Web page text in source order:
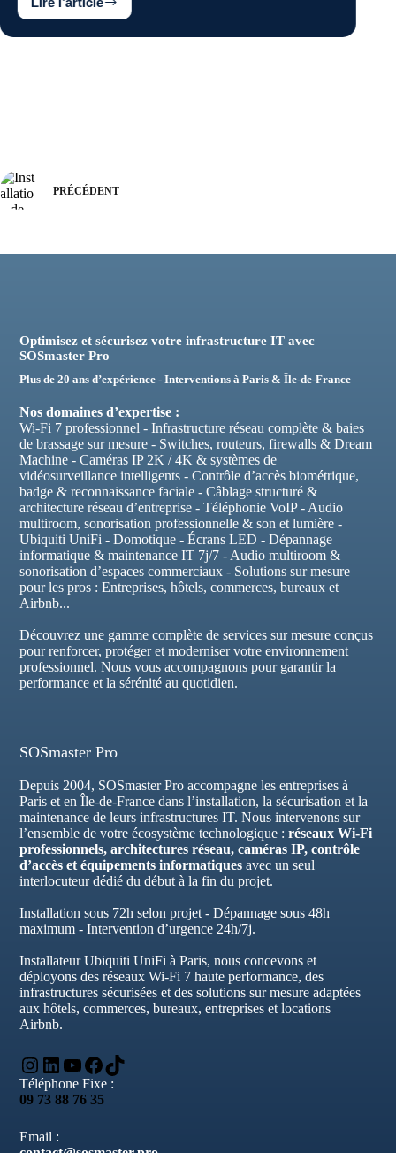
Comment
sécuriser
un
complet
PRÉCÉDENT
SOSmaster Pro
Plus de 20 ans d’expérience - Interventions à Paris & Île-de-France
Nos domaines d’expertise :
Wi-Fi 7 professionnel - Infrastructure réseau complète & baies
de brassage sur mesure - Switches, routeurs, firewalls & Dream
Machine - Caméras IP 2K / 4K & systèmes de
vidéosurveillance intelligents - Contrôle d’accès biométrique,
badge & reconnaissance faciale - Câblage structuré &
architecture réseau d’entreprise - Téléphonie VoIP - Audio
multiroom, sonorisation professionnelle & son et lumière -
Ubiquiti UniFi - Domotique - Écrans LED - Dépannage
informatique & maintenance IT 7j/7 - Audio multiroom &
sonorisation d’espaces commerciaux - Solutions sur mesure
pour les pros : Entreprises, hôtels, commerces, bureaux et
Airbnb...
Découvrez une gamme complète de services sur mesure conçus
pour renforcer, protéger et moderniser votre environnement
professionnel. Nous vous accompagnons pour garantir la
performance et la sérénité au quotidien.
SOSmaster Pro
Depuis 2004, SOSmaster Pro accompagne les entreprises à
Paris et en Île-de-France dans l’installation, la sécurisation et la
maintenance de leurs infrastructures IT. Nous intervenons sur
l’ensemble de votre écosystème technologique :réseaux Wi-Fi
professionnels, architectures réseau, caméras IP, contrôle
d’accès et équipements informatiquesavec un seul
interlocuteur dédié du début à la fin du projet.
Installation sous 72h selon projet - Dépannage sous 48h
maximum - Intervention d’urgence 24h/7j.
Installateur Ubiquiti UniFi à Paris, nous concevons et
déployons des réseaux Wi-Fi 7 haute performance, des
infrastructures sécurisées et des solutions sur mesure adaptées
aux hôtels, commerces, bureaux, entreprises et locations
Airbnb.
Instagram
LinkedIn
YouTube
Facebook
TikTok
Téléphone Fixe :
09 73 88 76 35
contact@sosmaster.pro